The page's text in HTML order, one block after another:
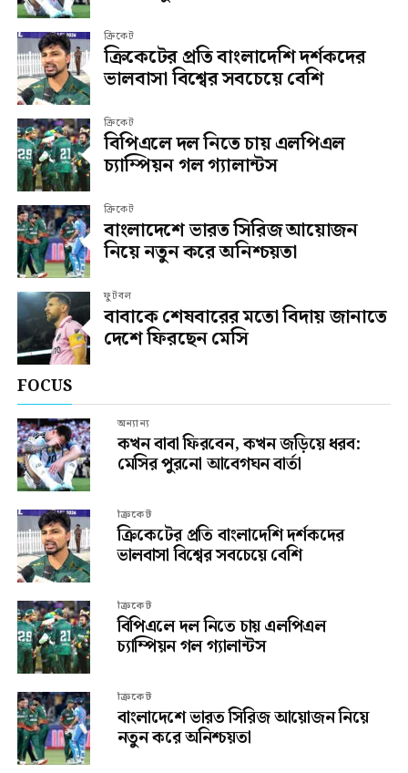
ক্রিকেট
ক্রিকেটের প্রতি বাংলাদেশি দর্শকদের
ভালবাসা বিশ্বের সবচেয়ে বেশি
ক্রিকেট
বিপিএলে দল নিতে চায় এলপিএল
চ্যাম্পিয়ন গল গ্যালান্টস
ক্রিকেট
বাংলাদেশে ভারত সিরিজ আয়োজন
নিয়ে নতুন করে অনিশ্চয়তা
ফুটবল
বাবাকে শেষবারের মতো বিদায় জানাতে
দেশে ফিরছেন মেসি
FOCUS
অন্যান্য
কখন বাবা ফিরবেন, কখন জড়িয়ে ধরব:
মেসির পুরনো আবেগঘন বার্তা
ক্রিকেট
ক্রিকেটের প্রতি বাংলাদেশি দর্শকদের
ভালবাসা বিশ্বের সবচেয়ে বেশি
ক্রিকেট
বিপিএলে দল নিতে চায় এলপিএল
চ্যাম্পিয়ন গল গ্যালান্টস
ক্রিকেট
বাংলাদেশে ভারত সিরিজ আয়োজন নিয়ে
নতুন করে অনিশ্চয়তা